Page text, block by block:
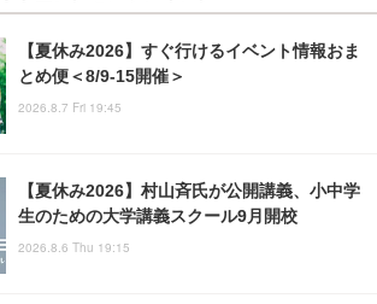
【夏休み2026】すぐ行けるイベント情報おま
とめ便＜8/9-15開催＞
2026.8.7 Fri 19:45
【夏休み2026】村山斉氏が公開講義、小中学
生のための大学講義スクール9月開校
2026.8.6 Thu 19:15